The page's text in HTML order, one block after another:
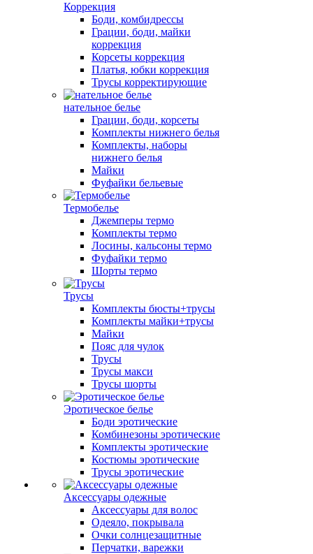
Коррекция
Боди, комбидрессы
Грации, боди, майки
коррекция
Корсеты коррекция
Платья, юбки коррекция
Трусы корректирующие
нательное белье
Грации, боди, корсеты
Комплекты нижнего белья
Комплекты, наборы
нижнего белья
Майки
Фуфайки бельевые
Термобелье
Джемперы термо
Комплекты термо
Лосины, кальсоны термо
Фуфайки термо
Шорты термо
Трусы
Комплекты бюсты+трусы
Комплекты майки+трусы
Майки
Пояс для чулок
Трусы
Трусы макси
Трусы шорты
Эротическое белье
Боди эротические
Комбинезоны эротические
Комплекты эротические
Костюмы эротические
Трусы эротические
Аксессуары одежные
Аксессуары для волос
Одеяло, покрывала
Очки солнцезащитные
Перчатки, варежки